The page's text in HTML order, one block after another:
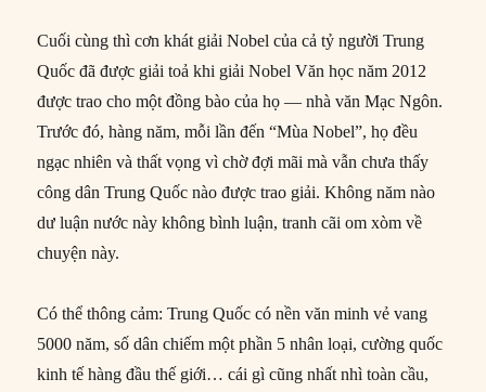
Cuối cùng thì cơn khát giải Nobel của cả tỷ người Trung
Quốc đã được giải toả khi giải Nobel Văn học năm 2012
được trao cho một đồng bào của họ — nhà văn Mạc Ngôn.
Trước đó, hàng năm, mỗi lần đến “Mùa Nobel”, họ đều
ngạc nhiên và thất vọng vì chờ đợi mãi mà vẫn chưa thấy
công dân Trung Quốc nào được trao giải. Không năm nào
dư luận nước này không bình luận, tranh cãi om xòm về
chuyện này.
Có thể thông cảm: Trung Quốc có nền văn minh vẻ vang
5000 năm, số dân chiếm một phần 5 nhân loại, cường quốc
kinh tế hàng đầu thế giới… cái gì cũng nhất nhì toàn cầu,